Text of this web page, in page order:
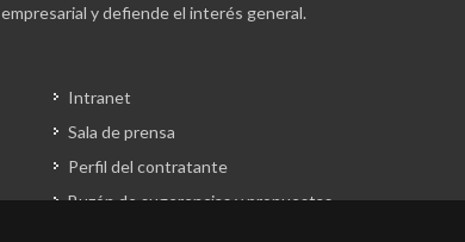
empresarial y defiende el interés general.
Intranet
Sala de prensa
Perfil del contratante
Buzón de sugerencias y propuestas